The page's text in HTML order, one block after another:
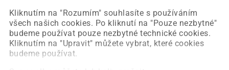
Kliknutím na "Rozumím" souhlasíte s používáním
všech našich cookies. Po kliknutí na "Pouze nezbytné"
budeme používat pouze nezbytné technické cookies.
Kliknutím na "Upravit" můžete vybrat, které cookies
budeme používat.
Obnovit stránku Úvodní strana